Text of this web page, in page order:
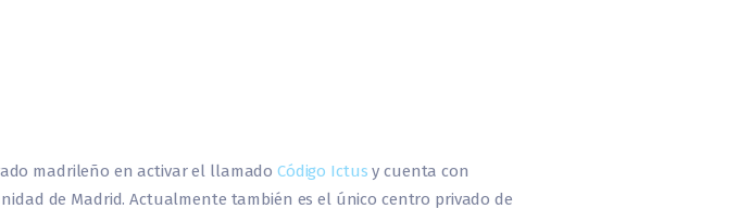
madrileño en activar el llamado Código Ictus y cuenta con
de Madrid. Actualmente también es el único centro privado de